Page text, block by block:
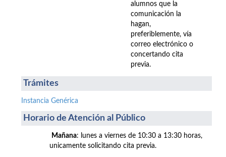
alumnos que la
comunicación la
hagan,
preferiblemente, vía
correo electrónico o
concertando cita
previa.
Trámites
Instancia Genérica
Horario de Atención al Público
Mañana: lunes a viernes de 10:30 a 13:30 horas,
unicamente solicitando cita previa.